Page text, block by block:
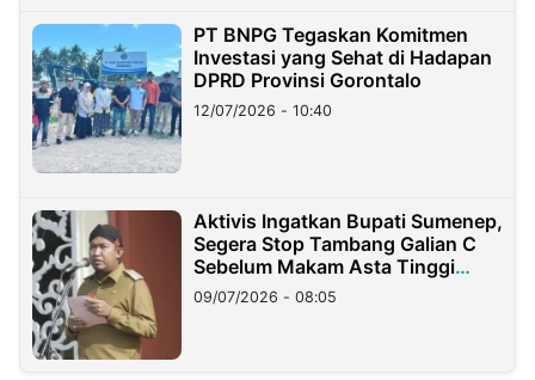
PT BNPG Tegaskan Komitmen
Investasi yang Sehat di Hadapan
DPRD Provinsi Gorontalo
12/07/2026 - 10:40
Aktivis Ingatkan Bupati Sumenep,
Segera Stop Tambang Galian C
Sebelum Makam Asta Tinggi
Longsor
09/07/2026 - 08:05